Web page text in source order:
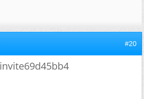
#20
invite69d45bb4